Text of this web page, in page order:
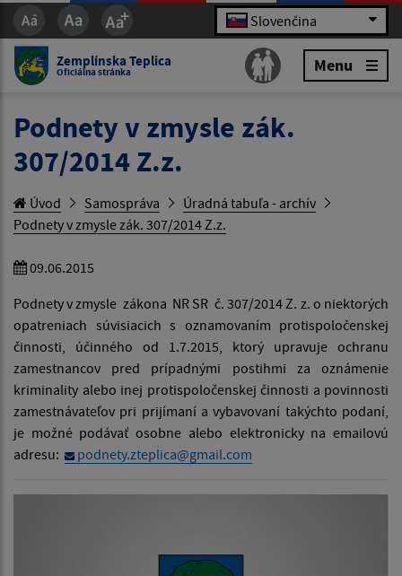
Slovenčina
Zemplínska Teplica
Oficiálna stránka Menu
Podnety v zmysle zák.
307/2014 Z.z.
Úvod Samospráva
Úradná tabuľa - archív
Podnety v zmysle zák. 307/2014 Z.z.
09.06.2015
Podnety v zmysle zákona NR SR č. 307/2014 Z. z. o niektorých
opatreniach súvisiacich s oznamovaním protispoločenskej
činnosti, účinného od 1.7.2015, ktorý upravuje ochranu
zamestnancov pred prípadnými postihmi za oznámenie
kriminality alebo inej protispoločenskej činnosti a povinnosti
zamestnávateľov pri prijímaní a vybavovaní takýchto podaní,
je možné podávať osobne alebo elektronicky na emailovú
adresu:
podnety.zteplica@gmail.com